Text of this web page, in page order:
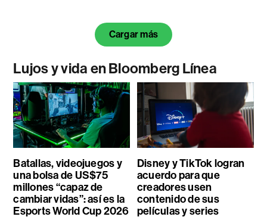
Cargar más
Lujos y vida en Bloomberg Línea
Batallas, videojuegos y
una bolsa de US$75
millones “capaz de
cambiar vidas”: así es la
Esports World Cup 2026
Disney y TikTok logran
acuerdo para que
creadores usen
contenido de sus
películas y series